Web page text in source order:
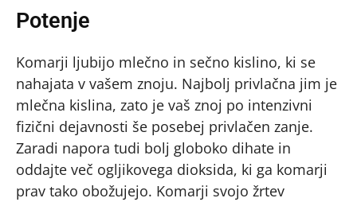
Potenje
Komarji ljubijo mlečno in sečno kislino, ki se
nahajata v vašem znoju. Najbolj privlačna jim je
mlečna kislina, zato je vaš znoj po intenzivni
fizični dejavnosti še posebej privlačen zanje.
Zaradi napora tudi bolj globoko dihate in
oddajte več ogljikovega dioksida, ki ga komarji
prav tako obožujejo. Komarji svojo žrtev